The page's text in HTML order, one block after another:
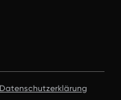
Datenschutzerklärung